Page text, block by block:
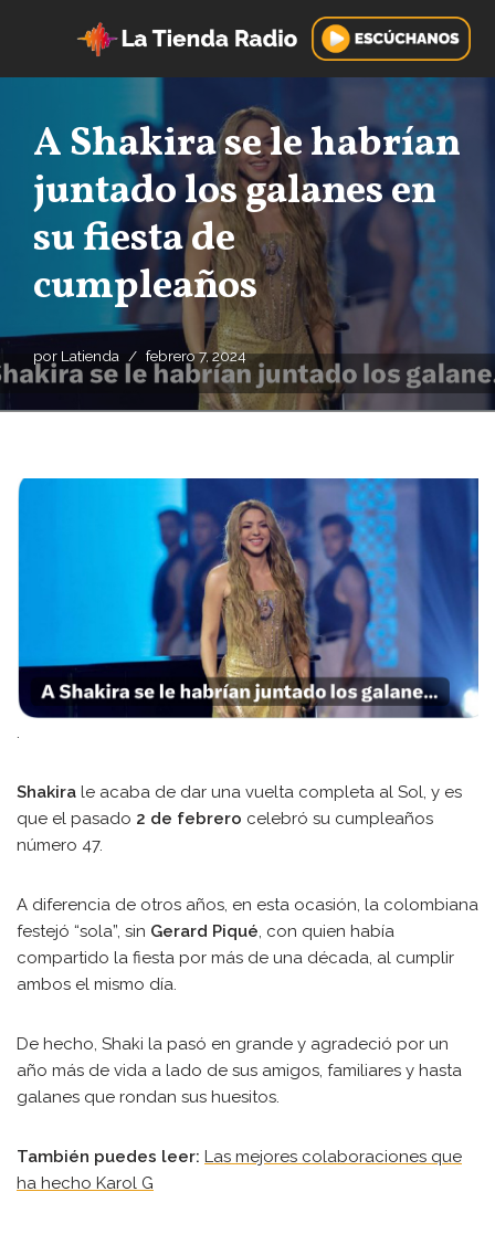
A Shakira se le habrían
juntado los galanes en
su fiesta de
cumpleaños
por Latienda febrero 7, 2024
.
Shakira le acaba de dar una vuelta completa al Sol, y es
que el pasado 2 de febrero celebró su cumpleaños
número 47.
A diferencia de otros años, en esta ocasión, la colombiana
festejó “sola”, sin Gerard Piqué, con quien había
compartido la fiesta por más de una década, al cumplir
ambos el mismo día.
De hecho, Shaki la pasó en grande y agradeció por un
año más de vida a lado de sus amigos, familiares y hasta
galanes que rondan sus huesitos.
También puedes leer: Las mejores colaboraciones que
ha hecho Karol G